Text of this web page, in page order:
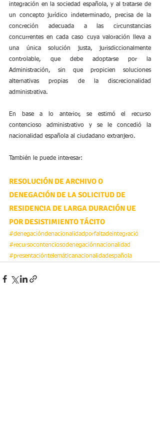
integración en la sociedad española, y al tratarse de
un concepto jurídico indeterminado, precisa de la
concreción adecuada a las circunstancias
concurrentes en cada caso cuya valoración lleva a
una única solución justa, jurisdiccionalmente
controlable, que debe adoptarse por la
Administración, sin que propicien soluciones
alternativas propias de la discrecionalidad
administrativa.
En base a lo anterior, se estimó el recurso
contencioso administrativo y se le concedió la
nacionalidad española al ciudadano extranjero.
También le puede interesar:
RESOLUCIÓN DE ARCHIVO O
DENEGACIÓN DE LA SOLICITUD DE
RESIDENCIA DE LARGA DURACIÓN UE
POR DESISTIMIENTO TÁCITO
#denegacióndenacionalidadporfaltadeintegració
#recursocontenciosodenegaciónnacionalidad
#presentacióntelemáticanacionalidadespañola